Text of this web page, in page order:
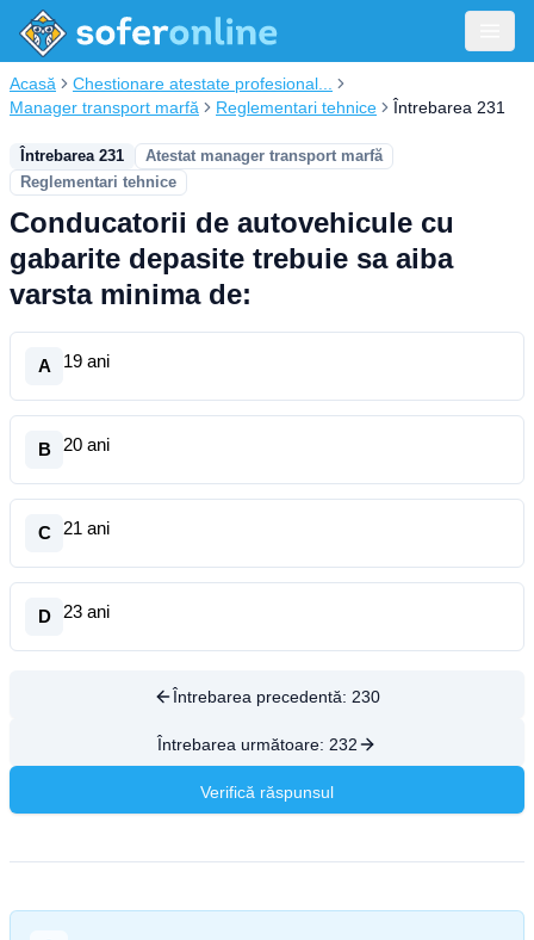
Acasă
Chestionare atestate profesional...
Manager transport marfă
Reglementari tehnice Întrebarea 231
Întrebarea 231
Atestat manager transport marfă
Reglementari tehnice
Conducatorii de autovehicule cu
gabarite depasite trebuie sa aiba
varsta minima de:
A 19 ani
B 20 ani
C 21 ani
D 23 ani
Întrebarea precedentă: 230
Întrebarea următoare: 232
Verifică răspunsul